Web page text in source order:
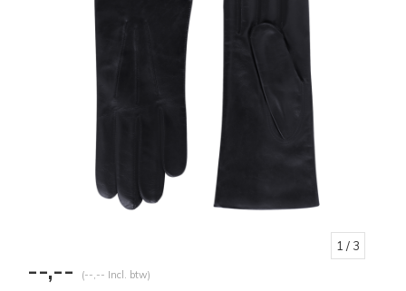
1 / 3
--,-- (--,-- Incl. btw)